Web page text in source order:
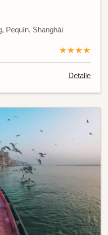
Pequín, Shanghái
★★★★
Detalle